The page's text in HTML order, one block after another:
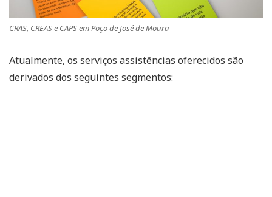
CRAS, CREAS e CAPS em Poço de José de Moura
Atualmente, os serviços assistências oferecidos são
derivados dos seguintes segmentos: